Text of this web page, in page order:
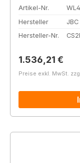
Artikel-Nr.
Hersteller
JBC
Hersteller-Nr.
Regulärer Preis:
1.536,21 €
Preise exkl. MwSt.